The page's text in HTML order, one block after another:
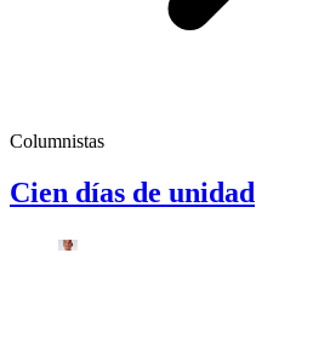
Columnistas
Cien días de unidad